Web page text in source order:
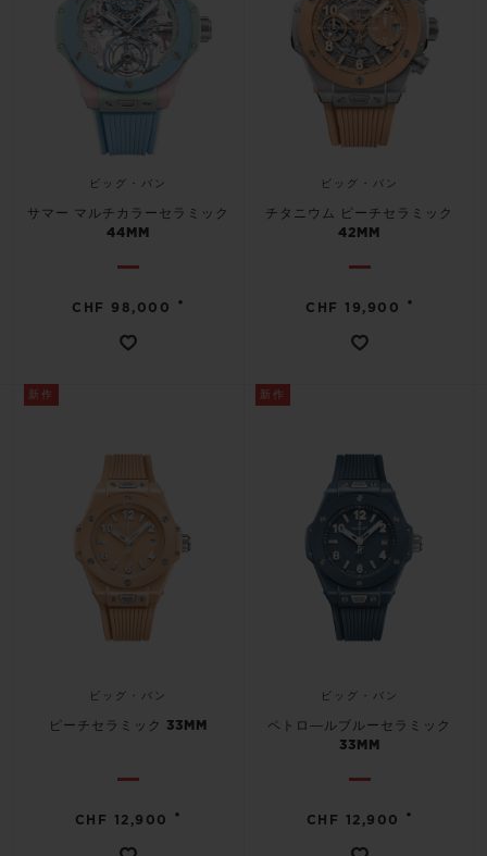
ビッグ・バン
サマー マルチカラーセラミック
44MM
CHF 98,000 •
ビッグ・バン
チタニウム ピーチセラミック
42MM
CHF 19,900 •
新作
ビッグ・バン
ピーチセラミック 33MM
CHF 12,900 •
新作
ビッグ・バン
ペトロ―ルブルーセラミック
33MM
CHF 12,900 •